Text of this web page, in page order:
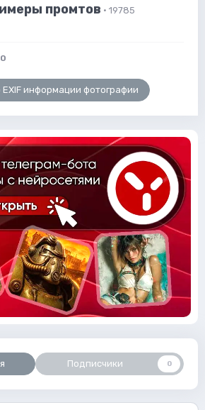
промтов · 19785
информации фотографии
Подписчики 0